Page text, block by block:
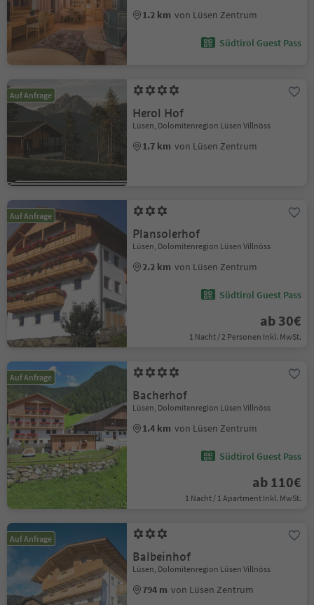
1.2 km von Lüsen Zentrum
Südtirol Guest Pass
Auf Anfrage
Herol Hof
Lüsen, Dolomitenregion Lüsen Villnöss
1.7 km von Lüsen Zentrum
Auf Anfrage
Plansolerhof
Lüsen, Dolomitenregion Lüsen Villnöss
2.2 km von Lüsen Zentrum
Südtirol Guest Pass
ab 30€
1 Nacht / 2 Personen Inkl. MwSt.
Auf Anfrage
Bacherhof
Lüsen, Dolomitenregion Lüsen Villnöss
1.4 km von Lüsen Zentrum
Südtirol Guest Pass
ab 110€
1 Nacht / 1 Apartment Inkl. MwSt.
Auf Anfrage
Balbeinhof
Lüsen, Dolomitenregion Lüsen Villnöss
794 m von Lüsen Zentrum